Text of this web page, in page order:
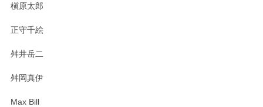
槇原太郎
正守千絵
舛井岳二
舛岡真伊
Max Bill